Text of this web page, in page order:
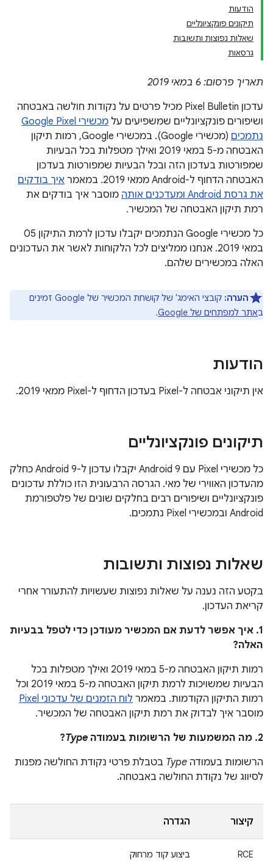
הודעות
תיקונים פונקציונליים
שאלות נפוצות ותשובות
גרסאות
תאריך פרסום: 6 במאי 2019
עדכון Pixel Bulletin מכיל פרטים על נקודות חולשה באבטחה
ושיפורים פונקציונליים שמשפיעים על
מכשירי Google Pixel
נתמכים
(מכשירי Google). במכשירי Google, רמות תיקון
האבטחה מ-5 במאי 2019 ואילך מטפלות בכל הבעיות
שמפורטות בעדכון הזה ובכל הבעיות שמפורטות בעדכון
האבטחה הדחוף ל-Android ממאי 2019. במאמר
איך בודקים
את גרסת Android ומעדכנים אותה
מוסבר איך בודקים את
רמת תיקון האבטחה של המכשיר.
כל מכשירי Google הנתמכים יקבלו עדכון לרמת התיקון 05
במאי 2019. אנחנו ממליצים לכל הלקוחות לאשר את העדכונים
האלה במכשירים שלהם.
הערה:
קובצי האימג' של קושחת המכשיר של Google זמינים
באתר למפתחים של Google .
הודעות
אין תיקוני אבטחה ל-Pixel בעדכון הדחוף ל-Pixel ממאי 2019.
תיקונים פונקציונליים
כל מכשירי Pixel עם Android 9 יקבלו עדכון ל-Android 9 כחלק
מהעדכון האווירי של מאי. הגרסה הרבעונית הזו כוללת עדכונים
פונקציונליים ושיפורים רבים בחלקים שונים של פלטפורמת
Android ובמכשירי Pixel נתמכים.
שאלות נפוצות ותשובות
בקטע הזה נענה על שאלות נפוצות שעשויות להתעורר אחרי
קריאת העדכון.
1. איך אפשר לדעת אם המכשיר מעודכן כדי לטפל בבעיות
האלה?
רמות תיקון האבטחה מ-5 במאי 2019 ואילך מטפלות בכל
הבעיות שמשויכות לרמת תיקון האבטחה מ-5 במאי 2019 וכל
רמות התיקון הקודמות. במאמר לוח הזמנים של עדכוני Pixel
מוסבר איך לבדוק את רמת תיקון האבטחה של המכשיר.
2. מה המשמעות של הרשומות בעמודה
Type
?
הרשומות בעמודה Type בטבלת פרטי נקודת החולשה מפנות
לסיווג של נקודת החולשה באבטחה.
קיצור הגדרה
RCE ביצוע קוד מרחוק